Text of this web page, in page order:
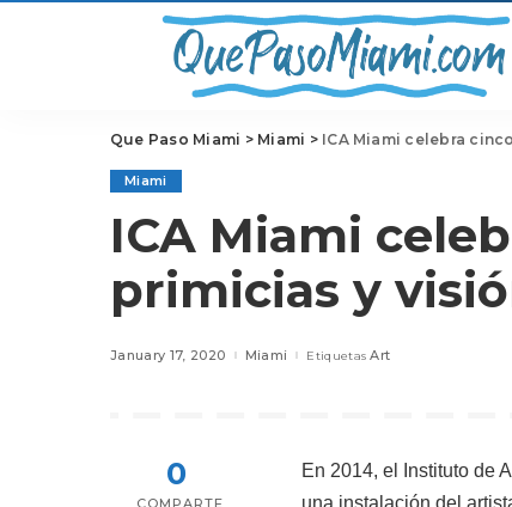
Que Paso Miami > Miami > ICA Miami celebra
Miami
ICA Miami
primicias y
January 17, 2020 Miami Etiquetas Art
0
COMPARTE
En 2014, el Instituto de
una instalación del